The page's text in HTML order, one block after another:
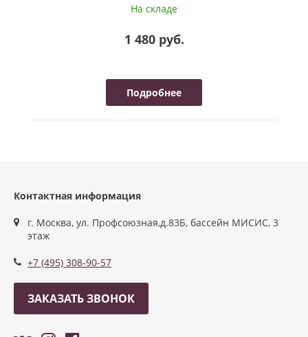
На складе
1 480 руб.
Подробнее
Контактная информация
г. Москва, ул. Профсоюзная,д.83Б, бассейн МИСИС, 3
этаж
+7 (495) 308-90-57
ЗАКАЗАТЬ ЗВОНОК